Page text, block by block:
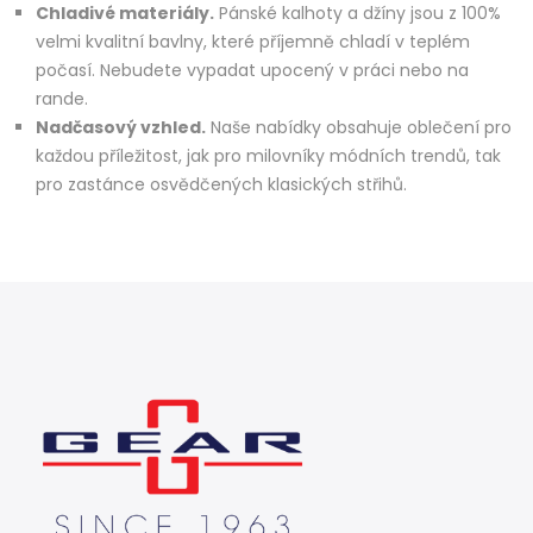
Chladivé materiály. Pánské kalhoty a džíny jsou z 100%
velmi kvalitní bavlny, které příjemně chladí v teplém
počasí. Nebudete vypadat upocený v práci nebo na
rande.
Nadčasový vzhled. Naše nabídky obsahuje oblečení pro
každou příležitost, jak pro milovníky módních trendů, tak
pro zastánce osvědčených klasických střihů.